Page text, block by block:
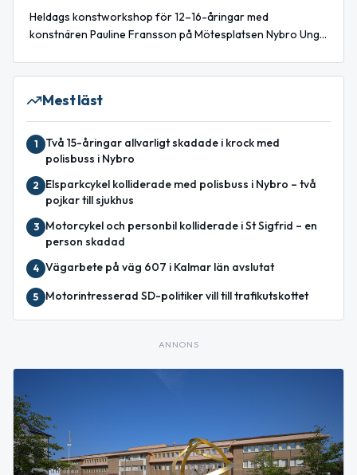
Heldags konstworkshop för 12–16-åringar med
konstnären Pauline Fransson på Mötesplatsen Nybro Ung.
Mest läst
1
Två 15-åringar allvarligt skadade i krock med
polisbuss i Nybro
2
Elsparkcykel kolliderade med polisbuss i Nybro – två
pojkar till sjukhus
3
Motorcykel och personbil kolliderade i St Sigfrid – en
person skadad
4 Vägarbete på väg 607 i Kalmar län avslutat
5 Motorintresserad SD-politiker vill till trafikutskottet
ANNONS